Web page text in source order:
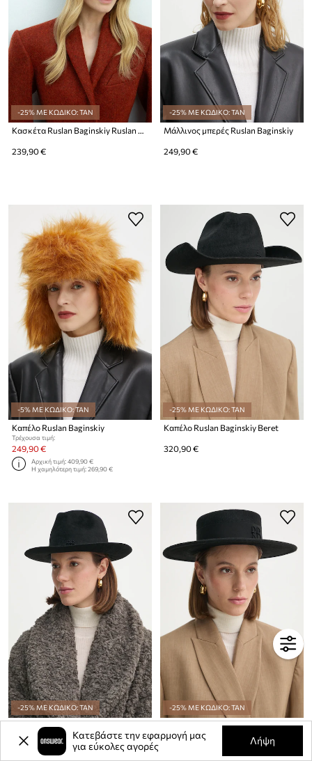
-25% ΜΕ ΚΩΔΙΚΟ: TAN
239,90 €
-25% ΜΕ ΚΩΔΙΚΟ: TAN
Μάλλινος μπερές Ruslan Baginskiy
249,90 €
-5% ΜΕ ΚΩΔΙΚΟ: TAN
Καπέλο Ruslan Baginskiy
Τρέχουσα τιμή:
249,90 €
Αρχική τιμή:409,90 €
Η χαμηλότερη τιμή:269,90 €
-25% ΜΕ ΚΩΔΙΚΟ: TAN
Καπέλο Ruslan Baginskiy Beret
320,90 €
-25% ΜΕ ΚΩΔΙΚΟ: TAN
Καπέλο Ruslan Baginskiy
320,90 €
-25% ΜΕ ΚΩΔΙΚΟ: TAN
Καπέλο Ruslan Baginskiy
Κατεβάστε την εφαρμογή μας
για εύκολες αγορές
Λήψη